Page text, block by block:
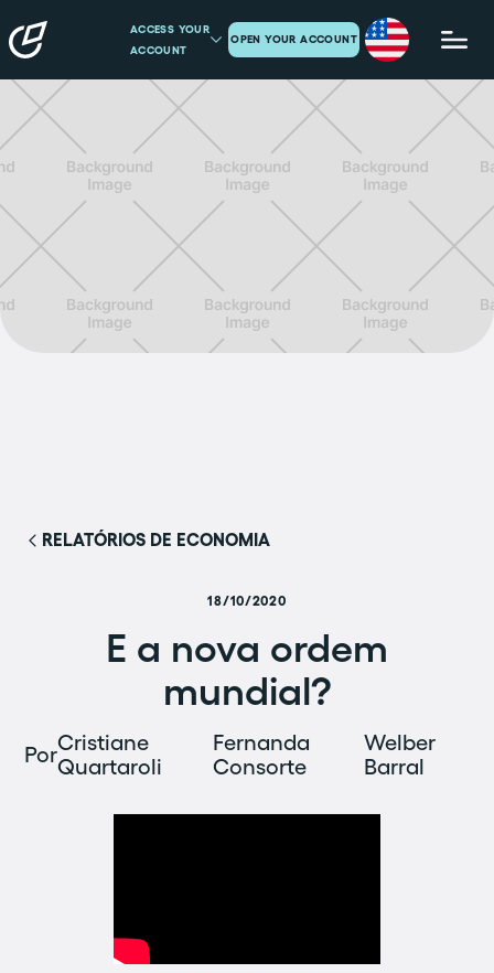
ACCESS YOUR
ACCOUNT
OPEN YOUR ACCOUNT
RELATÓRIOS DE ECONOMIA
18/10/2020
E a nova ordem
mundial?
PorCristiane
Quartaroli
Fernanda
Consorte
Welber
Barral